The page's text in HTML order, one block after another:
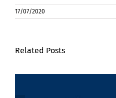
17/07/2020
Related Posts